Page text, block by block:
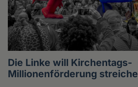
Die Linke will Kirchentags-
Millionenförderung